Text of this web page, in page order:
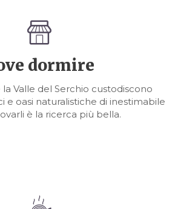
dormire
la Valle del Serchio custodiscono
e oasi naturalistiche di inestimabile
è la ricerca più bella.